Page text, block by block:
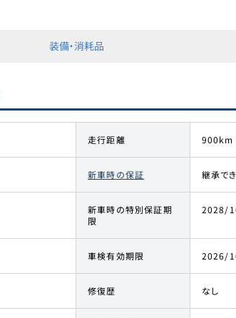
装備・消耗品
走行距離
新車時の保証 継承で
新車時の特別保証期
限
2028/
車検有効期限 2026/
修復歴 なし